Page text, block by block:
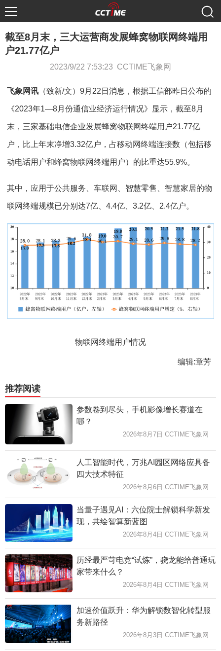
截至8月末，三大运营商发展蜂窝物联网终端用
户21.77亿户
2023/9/22 7:53:23 CCTIME飞象网
飞象网讯 （致新/文）9月22日消息，根据工信部昨日公布的
《2023年1—8月份通信业经济运行情况》显示，截至8月
末，三家基础电信企业发展蜂窝物联网终端用户21.77亿
户，比上年末净增3.32亿户，占移动网终端连接数（包括移
动电话用户和蜂窝物联网终端用户）的比重达55.9%。
其中，应用于公共服务、车联网、智慧零售、智慧家居的物
联网终端规模已分别达7亿、4.4亿、3.2亿、2.4亿户。
物联网终端用户情况
编辑:章芳
推荐阅读
参数卷到尽头，手机影像增长赛道在
哪？
2026年8月7日 CCTIME飞象网
人工智能时代，万兆AI园区网络应具备
四大技术特征
2026年8月6日 CCTIME飞象网
当量子遇见AI：六位院士解锁科学新发
现，共绘智算新蓝图
2026年8月4日 CCTIME飞象网
历经最严苛电竞“试炼”，骁龙能给普通玩
家带来什么？
2026年8月4日 CCTIME飞象网
加速价值跃升：华为解锁数智化转型服
务新路径
2026年8月3日 CCTIME飞象网